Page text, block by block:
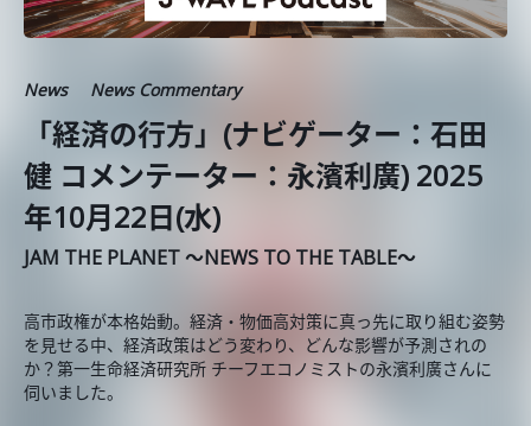
News News Commentary
「経済の行方」(ナビゲーター：石田
健 コメンテーター：永濱利廣) 2025
年10月22日(水)
JAM THE PLANET ～NEWS TO THE TABLE～
高市政権が本格始動。経済・物価高対策に真っ先に取り組む姿勢
を見せる中、経済政策はどう変わり、どんな影響が予測されの
か？第一生命経済研究所 チーフエコノミストの永濱利廣さんに
伺いました。